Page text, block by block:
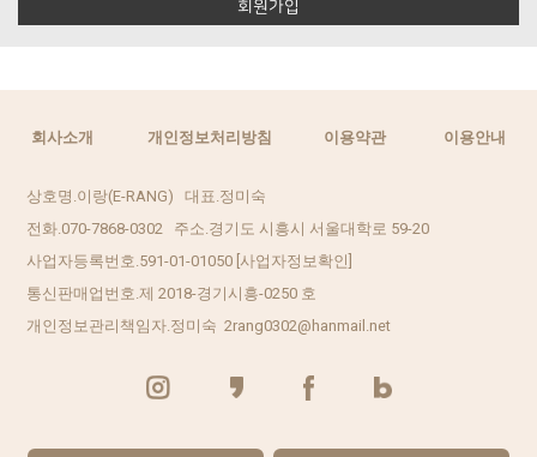
회사소개 개인정보처리방침 이용약관 이용안내
상호명.이랑(E-RANG) 대표.정미숙
전화.070-7868-0302 주소.경기도 시흥시 서울대학로 59-20
사업자등록번호.591-01-01050 [사업자정보확인]
통신판매업번호.제 2018-경기시흥-0250 호
개인정보관리책임자.정미숙 2rang0302@hanmail.net